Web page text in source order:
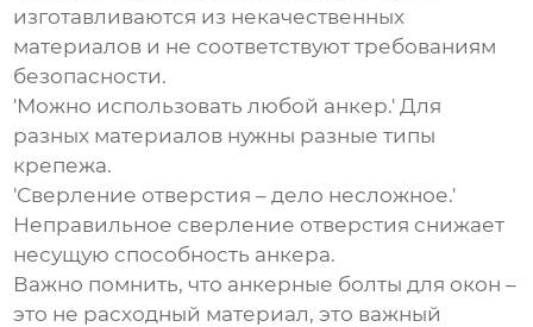
изготавливаются из некачественных
материалов и не соответствуют требованиям
безопасности.
'Можно использовать любой анкер.' Для
разных материалов нужны разные типы
крепежа.
'Сверление отверстия – дело несложное.'
Неправильное сверление отверстия снижает
несущую способность анкера.
Важно помнить, что анкерные болты для окон –
это не расходный материал, это важный